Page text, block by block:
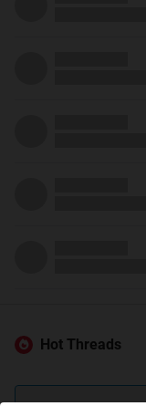
Hot Threads